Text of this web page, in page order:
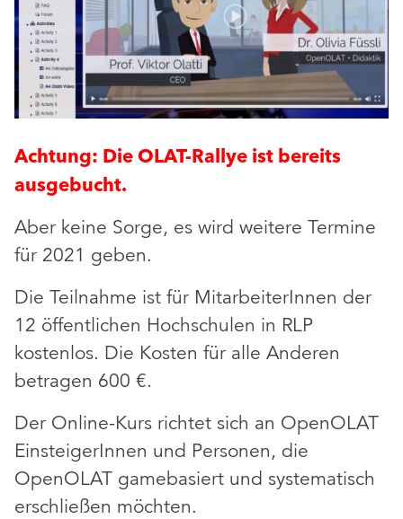
Achtung: Die OLAT-Rallye ist bereits
ausgebucht.
Aber keine Sorge, es wird weitere Termine
für 2021 geben.
Die Teilnahme ist für MitarbeiterInnen der
12 öffentlichen Hochschulen in RLP
kostenlos. Die Kosten für alle Anderen
betragen 600 €.
Der Online-Kurs richtet sich an OpenOLAT
EinsteigerInnen und Personen, die
OpenOLAT gamebasiert und systematisch
erschließen möchten.